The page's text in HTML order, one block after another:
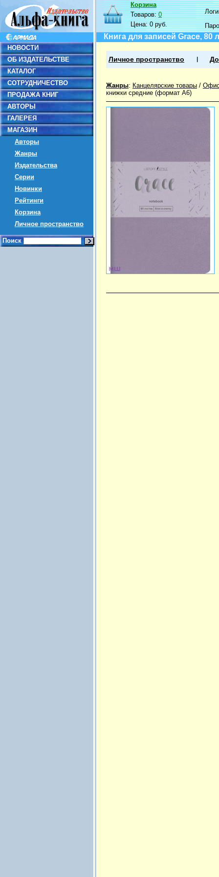
НОВОСТИ
ОБ ИЗДАТЕЛЬСТВЕ
КАТАЛОГ
СОТРУДНИЧЕСТВО
ПРОДАЖА КНИГ
АВТОРЫ
ГАЛЕРЕЯ
МАГАЗИН
Авторы
Жанры
Издательства
Серии
Новинки
Рейтинги
Корзина
Личное пространство
Поиск
Корзина
Товаров:0
Цена:0 руб.
Книга для записей Grace, 80
Личное пространство
Жанры: Канцелярские товары /
книжки средние (формат А6)